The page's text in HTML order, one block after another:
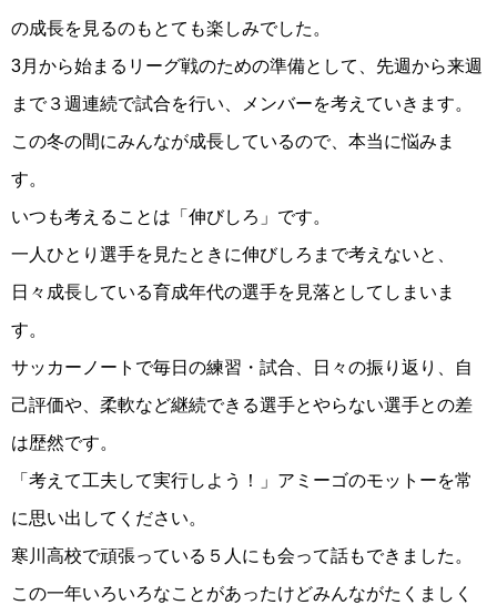
の成長を見るのもとても楽しみでした。
3月から始まるリーグ戦のための準備として、先週から来週
まで３週連続で試合を行い、メンバーを考えていきます。
この冬の間にみんなが成長しているので、本当に悩みま
す。
いつも考えることは「伸びしろ」です。
一人ひとり選手を見たときに伸びしろまで考えないと、
日々成長している育成年代の選手を見落としてしまいま
す。
サッカーノートで毎日の練習・試合、日々の振り返り、自
己評価や、柔軟など継続できる選手とやらない選手との差
は歴然です。
「考えて工夫して実行しよう！」アミーゴのモットーを常
に思い出してください。
寒川高校で頑張っている５人にも会って話もできました。
この一年いろいろなことがあったけどみんながたくましく